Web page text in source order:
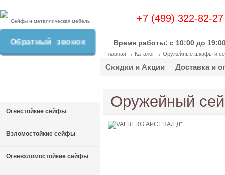
Сейфы и металлическая мебель
Обратный звонок
Скидки и Акции Доставка и
Главная → Каталог → Оружейные шкафы и
Время работы: c 10:00 до
+7 (499) 322-82-27
Огнестойкие сейфы
Взломостойкие сейфы
Огневзломостойкие сейфы
Оружейный